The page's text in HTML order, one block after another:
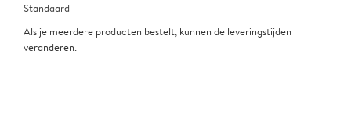
Standaard
Als je meerdere producten bestelt, kunnen de leveringstijden
veranderen.